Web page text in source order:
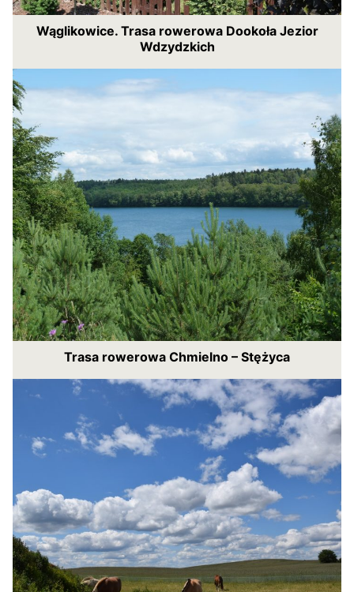
Wąglikowice. Trasa rowerowa Dookoła Jezior
Wdzydzkich
Trasa rowerowa Chmielno – Stężyca